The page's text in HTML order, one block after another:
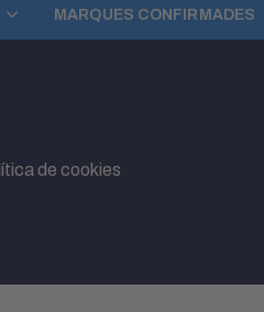
MARQUES CONFIRMADES
de cookies